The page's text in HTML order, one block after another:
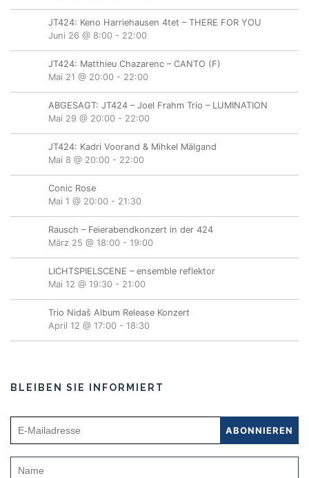
JT424: Keno Harriehausen 4tet – THERE FOR YOU
Juni 26 @ 8:00 - 22:00
JT424: Matthieu Chazarenc – CANTO (F)
Mai 21 @ 20:00 - 22:00
ABGESAGT: JT424 – Joel Frahm Trio – LUMINATION
Mai 29 @ 20:00 - 22:00
JT424: Kadri Voorand & Mihkel Mälgand
Mai 8 @ 20:00 - 22:00
Conic Rose
Mai 1 @ 20:00 - 21:30
Rausch – Feierabendkonzert in der 424
März 25 @ 18:00 - 19:00
LICHTSPIELSCENE – ensemble reflektor
Mai 12 @ 19:30 - 21:00
Trio Nidaš Album Release Konzert
April 12 @ 17:00 - 18:30
BLEIBEN SIE INFORMIERT